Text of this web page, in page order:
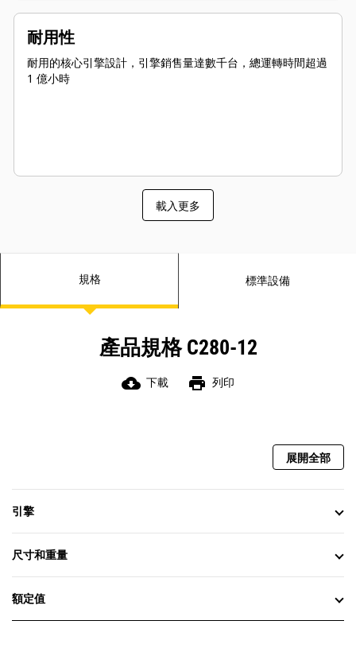
耐用性
耐用的核心引擎設計，引擎銷售量達數千台，總運轉時間超過
1 億小時
載入更多
規格 標準設備
產品規格 C280-12
cloud_download 下載 print 列印
展開全部
引擎
尺寸和重量
額定值